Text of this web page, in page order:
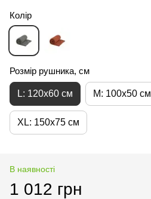
Колір
Розмір рушника, см
L: 120x60 см M: 100x50 см
XL: 150x75 см
В наявності
1 012 грн